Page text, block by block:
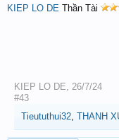
KIEP LO DE Thần Tài
KIEP LO DE, 26/7/24
#43
Tieututhui32, THANH